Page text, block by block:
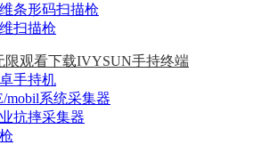
条形码扫描枪
扫描枪
限观看下载IVYSUN手持终端
手持机
mobil系统采集器
抗摔采集器